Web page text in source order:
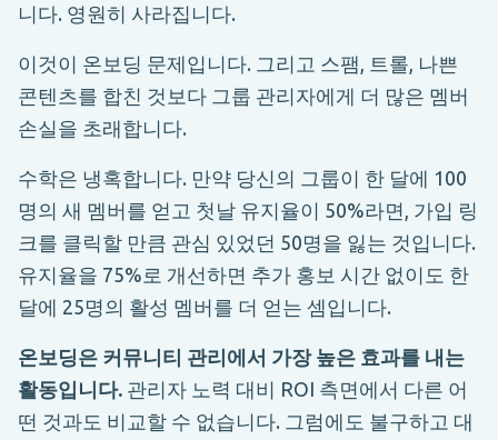
니다. 영원히 사라집니다.
이것이 온보딩 문제입니다. 그리고 스팸, 트롤, 나쁜
콘텐츠를 합친 것보다 그룹 관리자에게 더 많은 멤버
손실을 초래합니다.
수학은 냉혹합니다. 만약 당신의 그룹이 한 달에 100
명의 새 멤버를 얻고 첫날 유지율이 50%라면, 가입 링
크를 클릭할 만큼 관심 있었던 50명을 잃는 것입니다.
유지율을 75%로 개선하면 추가 홍보 시간 없이도 한
달에 25명의 활성 멤버를 더 얻는 셈입니다.
온보딩은 커뮤니티 관리에서 가장 높은 효과를 내는
활동입니다. 관리자 노력 대비 ROI 측면에서 다른 어
떤 것과도 비교할 수 없습니다. 그럼에도 불구하고 대